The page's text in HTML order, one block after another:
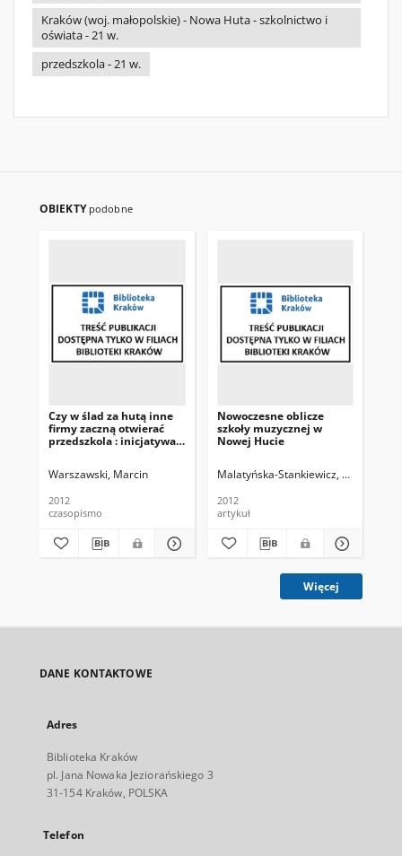
Kraków (woj. małopolskie) - Nowa Huta - szkolnictwo i
oświata - 21 w.
przedszkola - 21 w.
OBIEKTY podobne
Czy w ślad za hutą inne
firmy zaczną otwierać
przedszkola : inicjatywa :
100 dzieci hutników
Warszawski, Marcin
2012
czasopismo
Nowoczesne oblicze
szkoły muzycznej w
Nowej Hucie
Malatyńska-Stankiewicz, Agnieszka
2012
artykuł
Więcej
DANE KONTAKTOWE
Adres
Biblioteka Kraków
pl. Jana Nowaka Jeziorańskiego 3
31-154 Kraków, POLSKA
Telefon